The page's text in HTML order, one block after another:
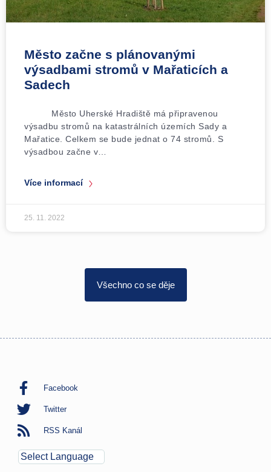
Město začne s plánovanými
výsadbami stromů v Mařaticích a
Sadech
Město Uherské Hradiště má připravenou
výsadbu stromů na katastrálních územích Sady a
Mařatice. Celkem se bude jednat o 74 stromů. S
výsadbou začne v…
Více informací
25. 11. 2022
Všechno co se děje
Facebook
Twitter
RSS Kanál